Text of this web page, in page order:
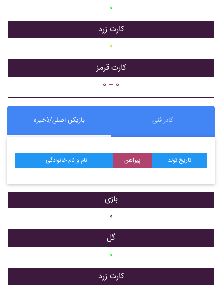
۰
کارت زرد
۰
کارت قرمز
۰ + ۰
بازیکن اصلی/ذخیره کادر فنی
نام و نام خانوادگی پیراهن تاریخ تولد
بازی
۰
گل
۰
کارت زرد